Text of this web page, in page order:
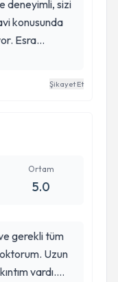
konusunda
Esra
Şikayet Et
Ortam
5.0
gerekli tüm
Uzun
vardı.